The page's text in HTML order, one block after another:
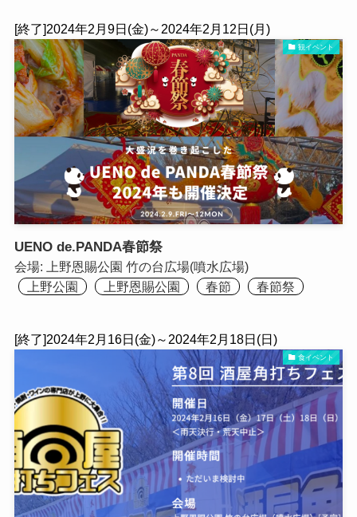
[終了]2024年2月9日(金)～2024年2月12日(月)
観イベント
UENO de.PANDA春節祭
会場:
上野恩賜公園 竹の台広場(噴水広場)
上野公園
上野恩賜公園 春節 春節祭
[終了]2024年2月16日(金)～2024年2月18日(日)
食イベント